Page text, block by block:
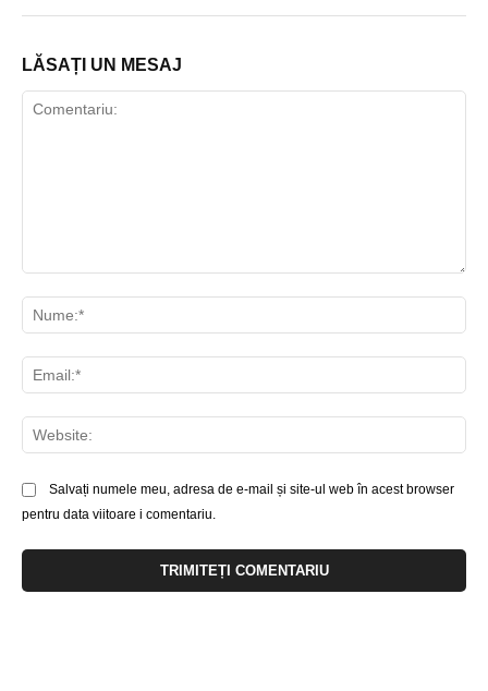
LĂSAȚI UN MESAJ
Salvați numele meu, adresa de e-mail și site-ul web în acest browser
pentru data viitoare i comentariu.